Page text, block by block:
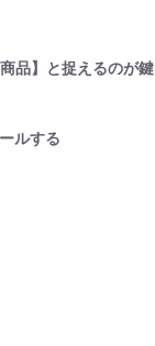
品】と捉えるのが鍵
ルする